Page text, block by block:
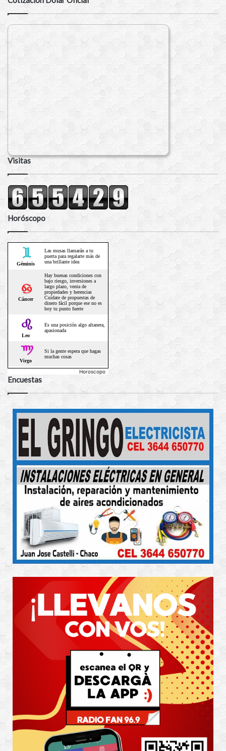
Visitas
Horóscopo
Horoscopo
Encuestas